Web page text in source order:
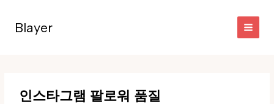
Blayer
인스타그램 팔로워 품질